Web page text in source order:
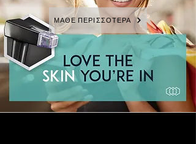
ΜΑΘΕ ΠΕΡΙΣΣΟΤΕΡΑ